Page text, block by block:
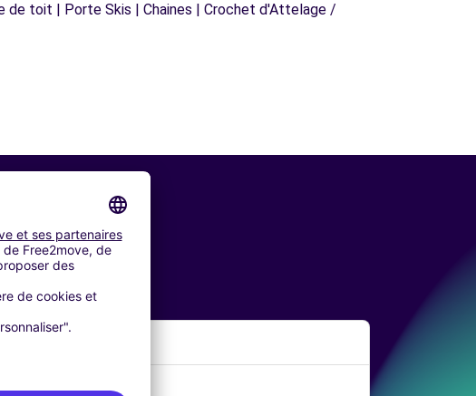
de toit | Porte Skis | Chaines | Crochet d'Attelage /